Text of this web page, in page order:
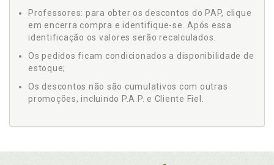
Professores: para obter os descontos do PAP, clique
em encerra compra e identifique-se. Após essa
identificação os valores serão recalculados.
Os pedidos ficam condicionados a disponibilidade de
estoque;
Os descontos não são cumulativos com outras
promoções, incluindo P.A.P. e Cliente Fiel.